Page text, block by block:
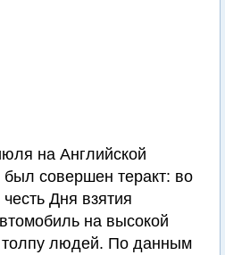
на Английской
совершен теракт: во
Дня взятия
на высокой
толпу людей. По данным